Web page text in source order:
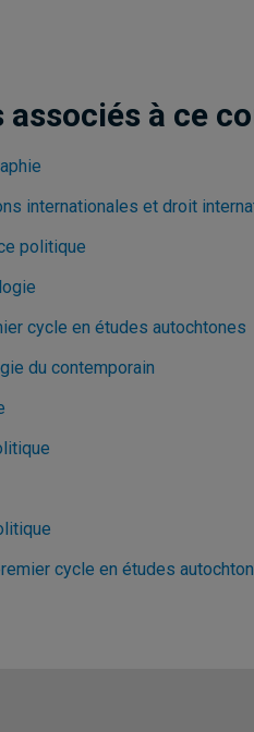
à ce
internationales et droit
politique
cycle en études autochtones
du contemporain
cycle en études